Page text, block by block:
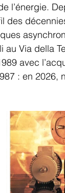
l’énergie.
des
au Via della
avec
: en 2026,